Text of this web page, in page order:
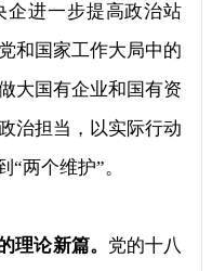
企进一步提高政治站
和国家工作大局中的
大国有企业和国有资
治担当，以实际行动
“两个维护”。
理论新篇。 党的十八